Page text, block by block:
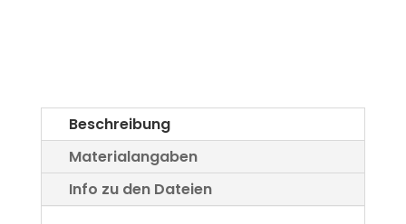
Beschreibung
Materialangaben
Info zu den Dateien